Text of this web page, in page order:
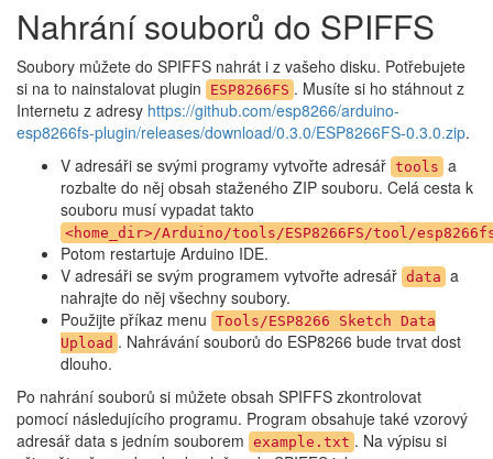
Nahrání souborů do SPIFFS
Soubory můžete do SPIFFS nahrát i z vašeho disku. Potřebujete
si na to nainstalovat plugin
ESP8266FS . Musíte si ho stáhnout z
Internetu z adresy https://github.com/esp8266/arduino-
esp8266fs-plugin/releases/download/0.3.0/ESP8266FS-0.3.0.zip.
V adresáři se svými programy vytvořte adresář tools a
rozbalte do něj obsah staženého ZIP souboru. Celá cesta k
souboru musí vypadat takto
<home_dir>/Arduino/tools/ESP8266FS/tool/
Potom restartuje Arduino IDE.
V adresáři se svým programem vytvořte adresář data a
nahrajte do něj všechny soubory.
Použijte příkaz menu Tools/ESP8266 Sketch Data
Upload . Nahrávání souborů do ESP8266 bude trvat dost
dlouho.
Po nahrání souborů si můžete obsah SPIFFS zkontrolovat
pomocí následujícího programu. Program obsahuje také vzorový
adresář data s jedním souborem example.txt . Na výpisu si